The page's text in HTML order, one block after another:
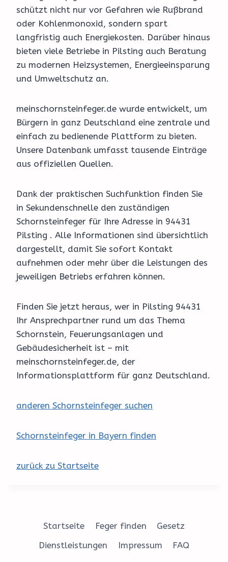
schützt nicht nur vor Gefahren wie Rußbrand
oder Kohlenmonoxid, sondern spart
langfristig auch Energiekosten. Darüber hinaus
bieten viele Betriebe in Pilsting auch Beratung
zu modernen Heizsystemen, Energieeinsparung
und Umweltschutz an.
meinschornsteinfeger.de wurde entwickelt, um
Bürgern in ganz Deutschland eine zentrale und
einfach zu bedienende Plattform zu bieten.
Unsere Datenbank umfasst tausende Einträge
aus offiziellen Quellen.
Dank der praktischen Suchfunktion finden Sie
in Sekundenschnelle den zuständigen
Schornsteinfeger für Ihre Adresse in 94431
Pilsting . Alle Informationen sind übersichtlich
dargestellt, damit Sie sofort Kontakt
aufnehmen oder mehr über die Leistungen des
jeweiligen Betriebs erfahren können.
Finden Sie jetzt heraus, wer in Pilsting 94431
Ihr Ansprechpartner rund um das Thema
Schornstein, Feuerungsanlagen und
Gebäudesicherheit ist – mit
meinschornsteinfeger.de, der
Informationsplattform für ganz Deutschland.
anderen Schornsteinfeger suchen
Schornsteinfeger in Bayern finden
zurück zu Startseite
Startseite Feger finden
Gesetz
Dienstleistungen
Impressum FAQ